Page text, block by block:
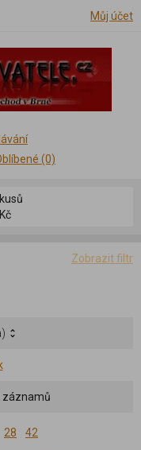
Můj účet
(0)
Zobrazit filtr
záznamů
28 42